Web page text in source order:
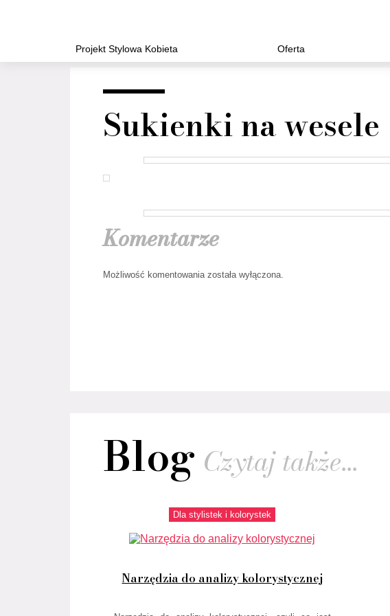
Projekt Stylowa Kobieta Oferta
Sukienki na wesele
Komentarze
Możliwość komentowania została wyłączona.
Blog Czytaj także...
Dla stylistek i kolorystek
Narzędzia do analizy kolorystycznej